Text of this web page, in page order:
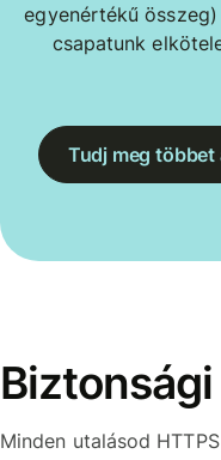
egyenértékű
csapatunk
Tudj meg
Minden utalásod